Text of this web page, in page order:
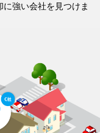
強い会社を見つけま